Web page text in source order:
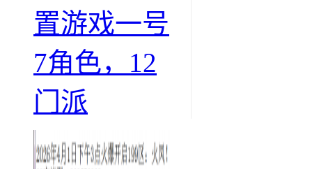
置游戏一号
7角色，12
门派